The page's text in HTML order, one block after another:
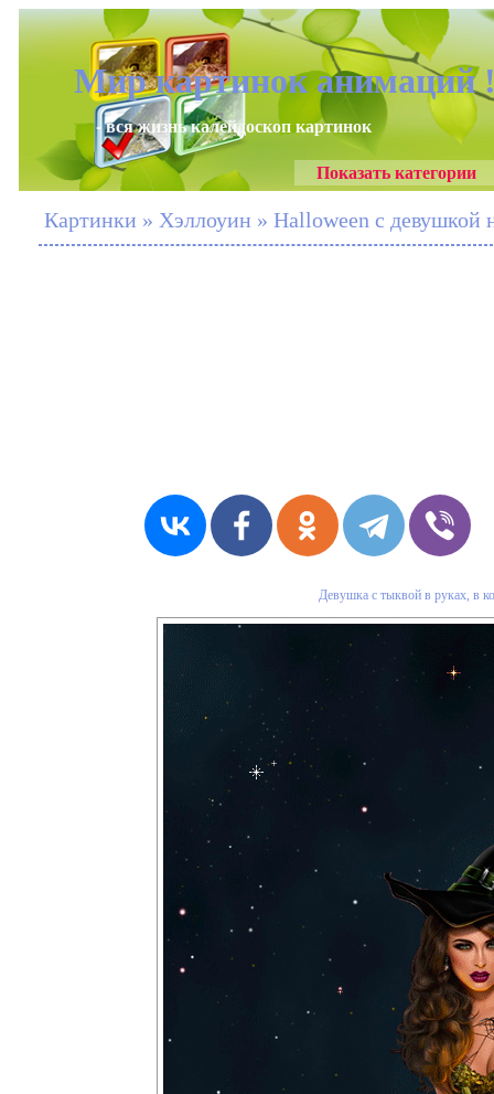
Мир картинок анимаций
- вся жизнь калейдоскоп картинок
Показать категории
Картинки » Хэллоуин » Halloween с девушкой
Девушка с тыквой в руках, в